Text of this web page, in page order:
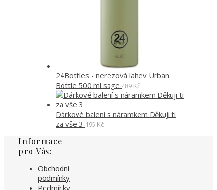
24Bottles - nerezová lahev Urban
Bottle 500 ml sage 489 Kč
Dárkové balení s náramkem Děkuji ti
za vše 3 195 Kč
Informace
pro Vás:
Obchodní
podmínky
Podmínky